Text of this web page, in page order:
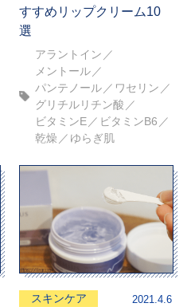
すすめリップクリーム10
選
アラントイン
メントール
パンテノール
ワセリン
グリチルリチン酸
ビタミンE
ビタミンB6
乾燥
ゆらぎ肌
スキンケア 2021.4.6